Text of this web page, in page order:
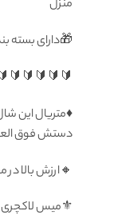
منزل
🎁دارای
♦️متریال این
دستش فوق
🔸ارزش بالا
⚜️میس